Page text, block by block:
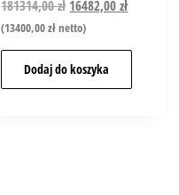
181314,00zł 16482,00zł
(13400,00złnetto)
Dodaj do koszyka